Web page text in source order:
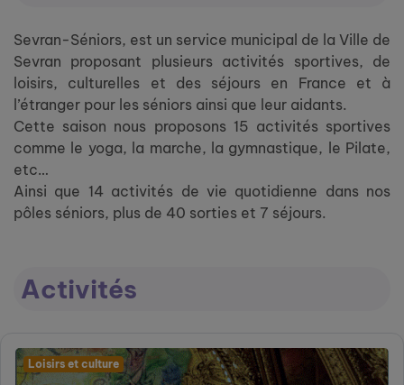
Sevran-Séniors, est un service municipal de la Ville de
Sevran proposant plusieurs activités sportives, de
loisirs, culturelles et des séjours en France et à
l’étranger pour les séniors ainsi que leur aidants.
Cette saison nous proposons 15 activités sportives
comme le yoga, la marche, la gymnastique, le Pilate,
etc…
Ainsi que 14 activités de vie quotidienne dans nos
pôles séniors, plus de 40 sorties et 7 séjours.
Activités
Loisirs et culture